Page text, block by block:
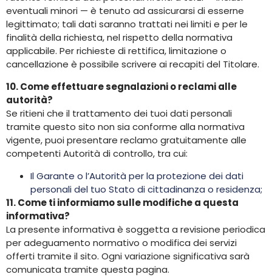
eventuali minori — è tenuto ad assicurarsi di esserne
legittimato; tali dati saranno trattati nei limiti e per le
finalità della richiesta, nel rispetto della normativa
applicabile. Per richieste di rettifica, limitazione o
cancellazione è possibile scrivere ai recapiti del Titolare.
10. Come effettuare segnalazioni o reclami alle
autorità?
Se ritieni che il trattamento dei tuoi dati personali
tramite questo sito non sia conforme alla normativa
vigente, puoi presentare reclamo gratuitamente alle
competenti Autorità di controllo, tra cui:
Il Garante o l’Autorità per la protezione dei dati
personali del tuo Stato di cittadinanza o residenza;
11. Come ti informiamo sulle modifiche a questa
informativa?
La presente informativa è soggetta a revisione periodica
per adeguamento normativo o modifica dei servizi
offerti tramite il sito. Ogni variazione significativa sarà
comunicata tramite questa pagina.